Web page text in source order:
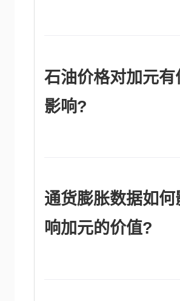
3%。相对较高的利率往往对加元
大央行还可以利用量化宽松和紧缩
信贷状况，前者对加元不利，后
利。
石油价格对加元有
影响?
求会增加。如果油价下跌，情况正
高的油价也倾向于导致贸易顺差的
通货膨胀数据如何
响加元的价值?